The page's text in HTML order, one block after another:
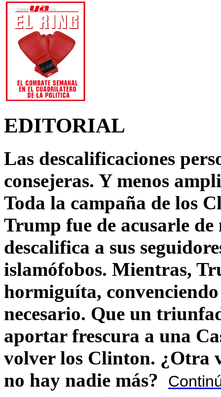
EDITORIAL
Las descalificaciones
consejeras. Y menos
Toda la campaña de los
Trump fue de acusarle
descalifica a sus
islamófobos. Mientras,
hormiguíta,
necesario. Que un
aportar frescura a una
volver los Clinton. ¿Otra
no hay nadie más?